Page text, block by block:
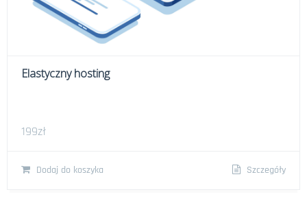
Elastyczny hosting
199zł
Dodaj do koszyka Szczegóły